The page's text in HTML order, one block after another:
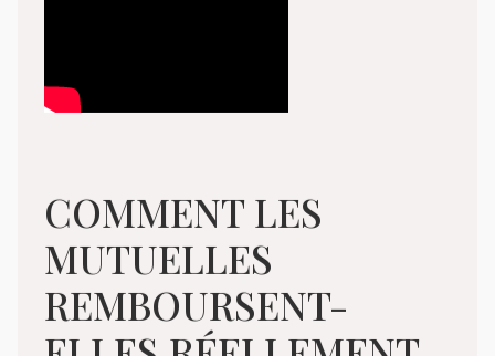
COMMENT LES
MUTUELLES
REMBOURSENT-